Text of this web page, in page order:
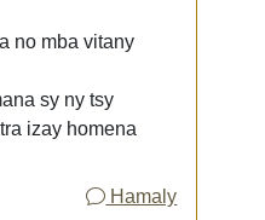
no mba vitany
sy ny tsy
izay homena
Hamaly